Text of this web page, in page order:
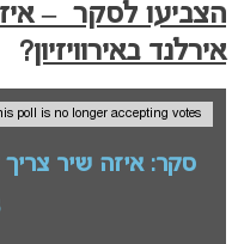
הצביעו לסקר –
אירלנד באירוויזיון?
poll is no longer accepting votes
סקר: איזה שיר צריך